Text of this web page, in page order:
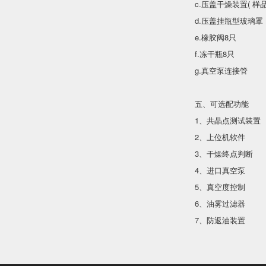
c.压盖干燥装置( 样
d.压盖挂瓶型玻璃罩
e.橡胶阀8只
f.冻干瓶8只
g.真空泵连接管
五、可选配功能
1、共晶点测试装置
2、上位机软件
3、干燥终点判断
4、进口真空泵
5、真空度控制
6、油雾过滤器
7、防返油装置